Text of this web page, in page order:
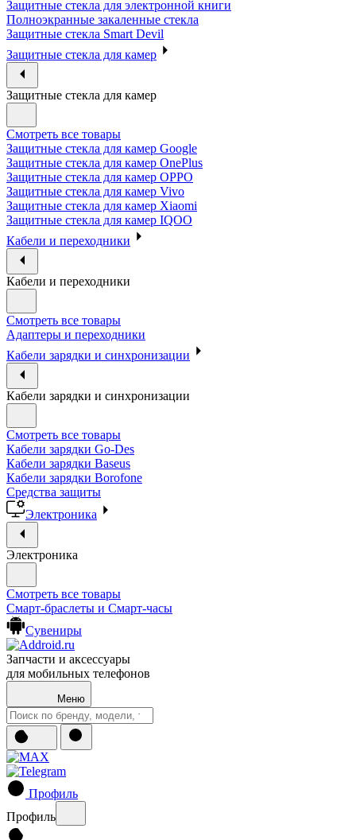
Защитные стекла для электронной книги
Полноэкранные закаленные стекла
Защитные стекла Smart Devil
Защитные стекла для камер
Защитные стекла для камер
Смотреть все товары
Защитные стекла для камер Google
Защитные стекла для камер OnePlus
Защитные стекла для камер OPPO
Защитные стекла для камер Vivo
Защитные стекла для камер Xiaomi
Защитные стекла для камер IQOO
Кабели и переходники
Кабели и переходники
Смотреть все товары
Адаптеры и переходники
Кабели зарядки и синхронизации
Кабели зарядки и синхронизации
Смотреть все товары
Кабели зарядки Go-Des
Кабели зарядки Baseus
Кабели зарядки Borofone
Средства защиты
Электроника
Электроника
Смотреть все товары
Смарт-браслеты и Смарт-часы
Сувениры
Запчасти и аксессуары
для мобильных телефонов
Меню
Профиль
Профиль